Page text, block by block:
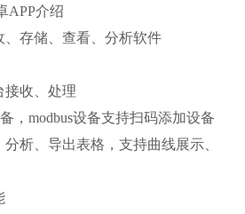
APP介绍
、存储、查看、分析软件
接收、处理
，modbus设备支持扫码添加设备
析、导出表格，支持曲线展示、